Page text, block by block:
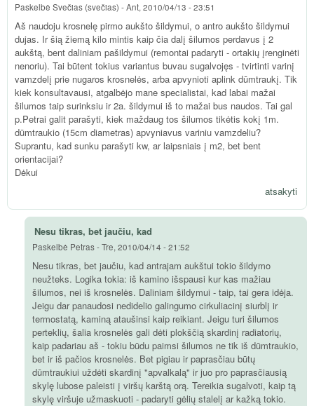
Paskelbė Svečias (svečias) -Ant, 2010/04/13 - 23:51
Aš naudoju krosnelę pirmo aukšto šildymui, o antro aukšto šildymui
dujas. Ir šią žiemą kilo mintis kaip čia dalį šilumos perdavus į 2
aukštą, bent daliniam pašildymui (remontai padaryti - ortakių įrenginėti
nenoriu). Tai būtent tokius variantus buvau sugalvojęs - tvirtinti varinį
vamzdelį prie nugaros krosnelės, arba apvynioti aplink dūmtraukį. Tik
kiek konsultavausi, atgalbėjo mane specialistai, kad labai mažai
šilumos taip surinksiu ir 2a. šildymui iš to mažai bus naudos. Tai gal
p.Petrai galit parašyti, kiek maždaug tos šilumos tikėtis kokį 1m.
dūmtraukio (15cm diametras) apvyniavus variniu vamzdeliu?
Suprantu, kad sunku parašyti kw, ar laipsniais į m2, bet bent
orientacijai?
Dėkui
atsakyti
Nesu tikras, bet jaučiu, kad
Paskelbė Petras-Tre, 2010/04/14 - 21:52
Nesu tikras, bet jaučiu, kad antrajam aukštui tokio šildymo
neužteks. Logika tokia: iš kamino išspausi kur kas mažiau
šilumos, nei iš krosnelės. Daliniam šildymui - taip, tai gera idėja.
Jeigu dar panaudosi nedidelio galingumo cirkuliacinį siurblį ir
termostatą, kaminą ataušinsi kaip reikiant. Jeigu turi šilumos
perteklių, šalia krosnelės gali dėti plokščią skardinį radiatorių,
kaip padariau aš - tokiu būdu paimsi šilumos ne tik iš dūmtraukio,
bet ir iš pačios krosnelės. Bet pigiau ir paprasčiau būtų
dūmtraukiui uždėti skardinį "apvalkalą" ir juo pro paprasčiausią
skylę lubose paleisti į viršų karštą orą. Tereikia sugalvoti, kaip tą
skylę viršuje užmaskuoti - padaryti gėlių stalelį ar kažką tokio.